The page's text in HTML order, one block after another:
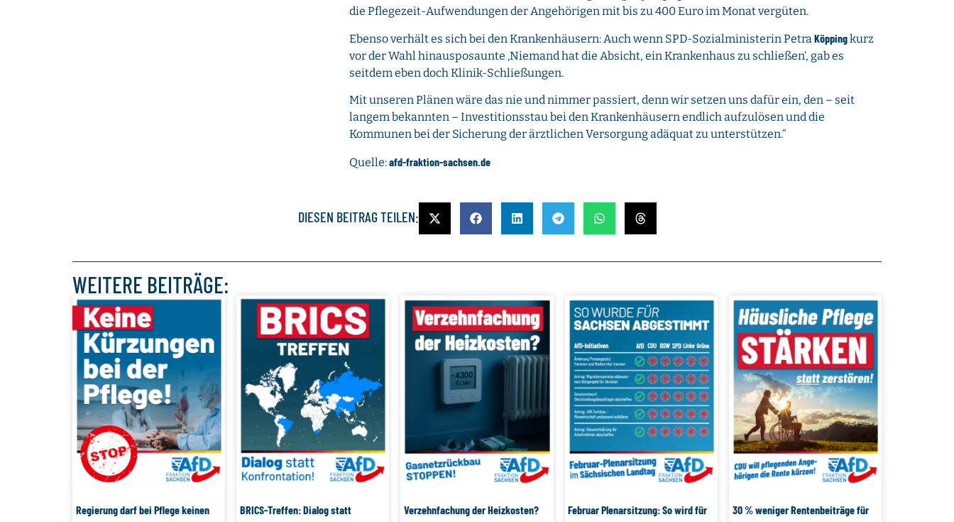
die Pflegezeit-Aufwendungen der Angehörigen mit bis zu 400 Euro im Monat vergüten.
Ebenso verhält es sich bei den Krankenhäusern: Auch wenn SPD-Sozialministerin PetraKöppingkurz
vor der Wahl hinausposaunte ‚Niemand hat die Absicht, ein Krankenhaus zu schließen‘, gab es
seitdem eben doch Klinik-Schließungen.
Mit unseren Plänen wäre das nie und nimmer passiert, denn wir setzen uns dafür ein, den – seit
langem bekannten – Investitionsstau bei den Krankenhäusern endlich aufzulösen und die
Kommunen bei der Sicherung der ärztlichen Versorgung adäquat zu unterstützen.“
Quelle:afd-fraktion-sachsen.de
DIESEN BEITRAG TEILEN:
WEITERE BEITRÄGE:
Regierung darf bei Pflege keinen
BRICS-Treffen: Dialog statt
Verzehnfachung der Heizkosten?
Februar Plenarsitzung: So wird für
30 % weniger Rentenbeiträge für